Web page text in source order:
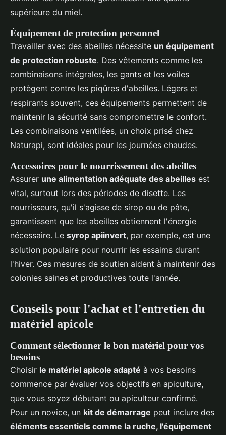
supérieure du miel.
Équipement de protection personnel
Travailler avec des abeilles nécessite un équipement
de protection robuste. Des vêtements comme les
combinaisons intégrales, les gants et les voiles
protègent contre les piqûres d'abeilles. Légers et
respirants souvent, ces équipements permettent de
maintenir la sécurité sans compromettre le confort.
Les combinaisons ventilées, un choix prisé chez
Naturapi, sont idéales pour les journées chaudes.
Accessoires pour le nourrissement des abeilles
Assurer une alimentation adéquate des abeilles est
vital, surtout lors des périodes de disette. Les
nourrisseurs, qu'il s'agisse de sirop ou de pâte,
garantissent que les abeilles obtiennent l'énergie
nécessaire. Le syrop apiinvert, par exemple, est une
solution populaire pour nourrir les essaims durant
l'hiver. Ces mesures de soutien aident à maintenir des
colonies saines et productives toute l'année.
Conseils pour l'achat et l'entretien du
matériel apicole
Comment sélectionner le bon matériel pour vos
besoins
Choisir le matériel apicole adapté à vos besoins
commence par évaluer vos objectifs en apiculture,
que vous soyez débutant ou apiculteur confirmé.
Pour un novice, un kit de démarrage peut inclure des
éléments essentiels comme la ruche, l'équipement